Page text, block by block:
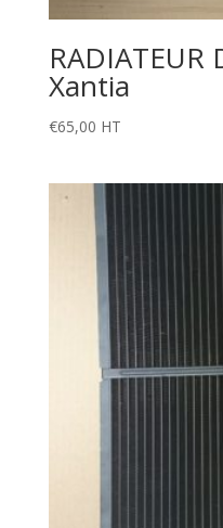
RADIATEUR
Xantia
€65,00 HT